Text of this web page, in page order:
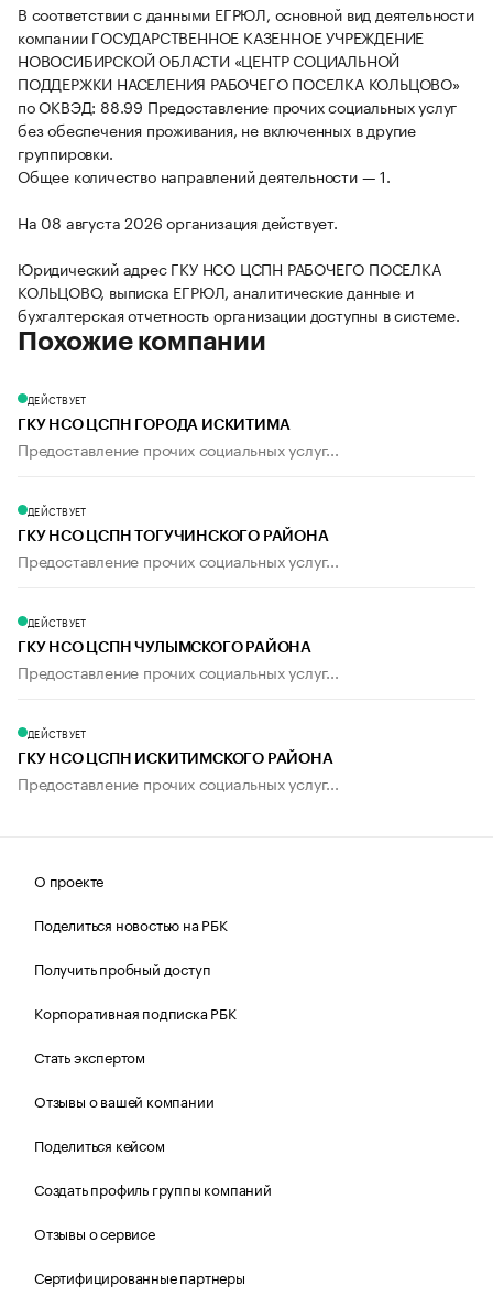
В соответствии с данными ЕГРЮЛ, основной вид деятельности
компании ГОСУДАРСТВЕННОЕ КАЗЕННОЕ УЧРЕЖДЕНИЕ
НОВОСИБИРСКОЙ ОБЛАСТИ «ЦЕНТР СОЦИАЛЬНОЙ
ПОДДЕРЖКИ НАСЕЛЕНИЯ РАБОЧЕГО ПОСЕЛКА КОЛЬЦОВО»
по ОКВЭД: 88.99 Предоставление прочих социальных услуг
без обеспечения проживания, не включенных в другие
группировки.
Общее количество направлений деятельности — 1.
На 08 августа 2026 организация действует.
Юридический адрес ГКУ НСО ЦСПН РАБОЧЕГО ПОСЕЛКА
КОЛЬЦОВО, выписка ЕГРЮЛ, аналитические данные и
бухгалтерская отчетность организации доступны в системе.
Похожие компании
ДЕЙСТВУЕТ
ГКУ НСО ЦСПН ГОРОДА ИСКИТИМА
Предоставление прочих социальных услуг...
ДЕЙСТВУЕТ
ГКУ НСО ЦСПН ТОГУЧИНСКОГО РАЙОНА
Предоставление прочих социальных услуг...
ДЕЙСТВУЕТ
ГКУ НСО ЦСПН ЧУЛЫМСКОГО РАЙОНА
Предоставление прочих социальных услуг...
ДЕЙСТВУЕТ
ГКУ НСО ЦСПН ИСКИТИМСКОГО РАЙОНА
Предоставление прочих социальных услуг...
О проекте
Поделиться новостью на РБК
Получить пробный доступ
Корпоративная подписка РБК
Стать экспертом
Отзывы о вашей компании
Поделиться кейсом
Создать профиль группы компаний
Отзывы о сервисе
Сертифицированные партнеры